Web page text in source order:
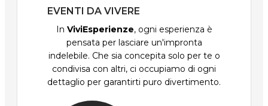
EVENTI DA VIVERE
In ViviEsperienze, ogni esperienza è
pensata per lasciare un'impronta
indelebile. Che sia concepita solo per te o
condivisa con altri, ci occupiamo di ogni
dettaglio per garantirti puro divertimento.